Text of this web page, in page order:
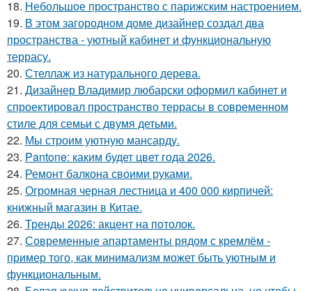
18. Небольшое пространство с парижским настроением.
19. В этом загородном доме дизайнер создал два
пространства - уютный кабинет и функциональную
террасу.
20. Стеллаж из натурального дерева.
21. Дизайнер Владимир любарски оформил кабинет и
спроектировал пространство террасы в современном
стиле для семьи с двумя детьми.
22. Мы строим уютную мансарду.
23. Pantone: каким будет цвет года 2026.
24. Ремонт балкона своими руками.
25. Огромная черная лестница и 400 000 кирпичей:
книжный магазин в Китае.
26. Тренды 2026: акцент на потолок.
27. Современные апартаменты рядом с кремлём -
пример того, как минимализм может быть уютным и
функциональным.